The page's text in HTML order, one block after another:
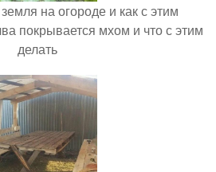
на огороде и как с этим
покрывается мхом и что с этим
делать